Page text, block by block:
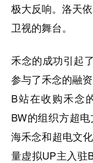
极大反响。洛天
卫视的舞台。
禾念的成功引起
参与了禾念的融
B站在收购禾念
BW的组织方超
海禾念和超电文
量虚拟UP主入驻